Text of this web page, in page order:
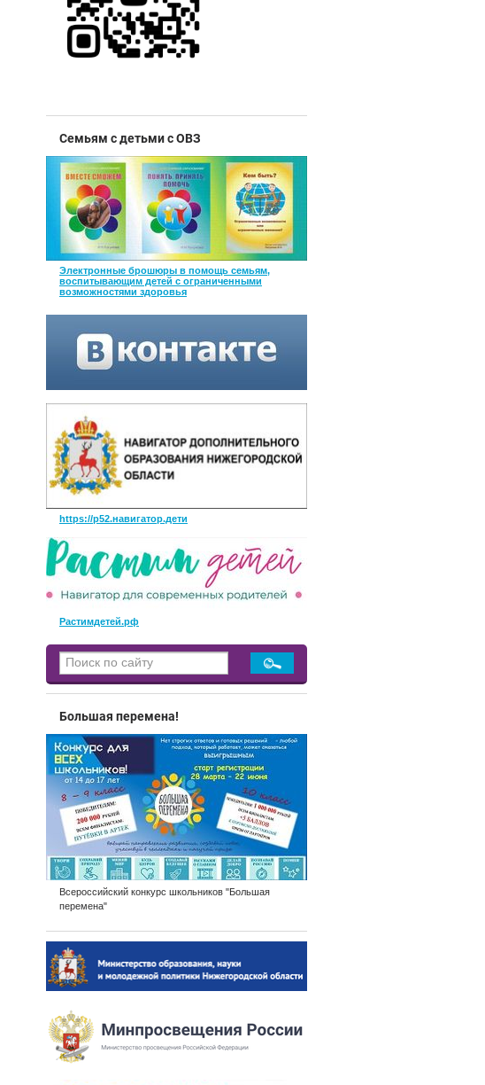
Семьям с детьми с ОВЗ
Электронные брошюры в помощь семьям,
воспитывающим детей с ограниченными
возможностями здоровья
https://р52.навигатор.дети
Растимдетей.рф
Большая перемена!
Всероссийский конкурс школьников "Большая
перемена"